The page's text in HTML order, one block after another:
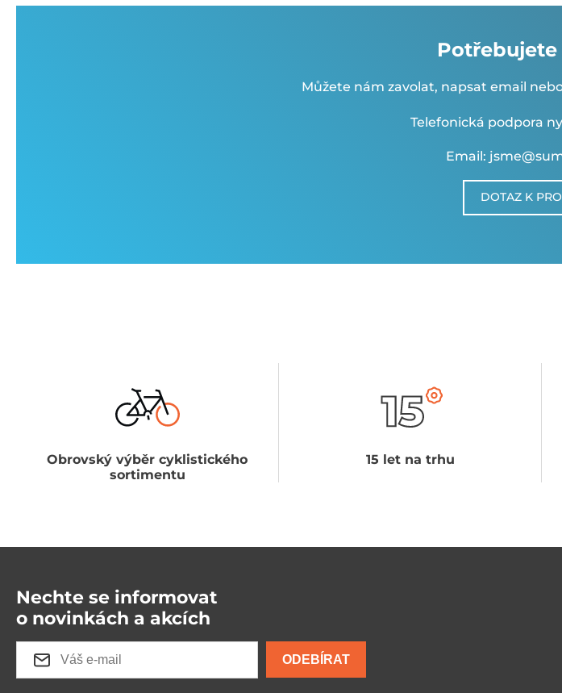
Můžete nám zavolat, napsat email
Telefonická podpora
Email:
DOTAZ K
Obrovský výběr cyklistického
sortimentu
15 let na trhu
Nechte se informovat
o novinkách a akcích
ODEBÍRAT